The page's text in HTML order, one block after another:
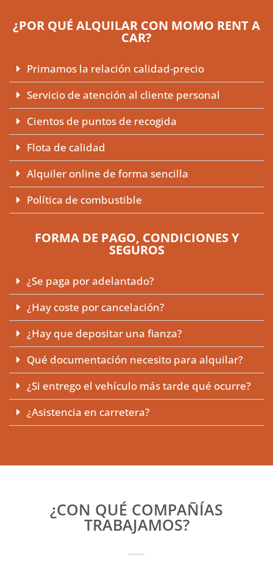
¿POR QUÉ ALQUILAR CON MOMO RENT A
CAR?
Primamos la relación calidad-precio
Servicio de atención al cliente personal
Cientos de puntos de recogida
Flota de calidad
Alquiler online de forma sencilla
Política de combustible
FORMA DE PAGO, CONDICIONES Y
SEGUROS
¿Se paga por adelantado?
¿Hay coste por cancelación?
¿Hay que depositar una fianza?
Qué documentación necesito para alquilar?
¿Si entrego el vehículo más tarde qué ocurre?
¿Asistencia en carretera?
¿CON QUÉ COMPAÑÍAS
TRABAJAMOS?